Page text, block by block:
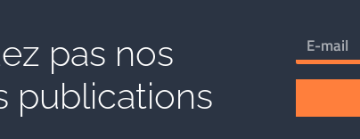
pas nos
publications